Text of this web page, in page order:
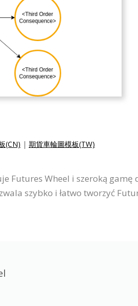
(CN) | 期貨車輪圖模板(TW)
Futures Wheel i szeroką gamę
szybko i łatwo tworzyć